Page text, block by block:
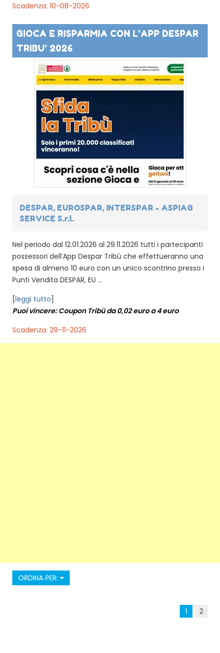
Scadenza: 10-08-2026
GIOCA E RISPARMIA CON L’APP DESPAR
TRIBU’ 2026
DESPAR, EUROSPAR, INTERSPAR - ASPIAG
SERVICE S.r.l.
Nel periodo dal 12.01.2026 al 29.11.2026 tutti i partecipanti
possessori dell’App Despar Tribù che effettueranno una
spesa di almeno 10 euro con un unico scontrino presso i
Punti Vendita DESPAR, EU ...
[leggi tutto]
Puoi vincere: Coupon Tribù da 0,02 euro a 4 euro
Scadenza: 29-11-2026
ORDINA PER:
1 2